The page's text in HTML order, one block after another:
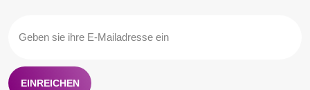
EINREICHEN